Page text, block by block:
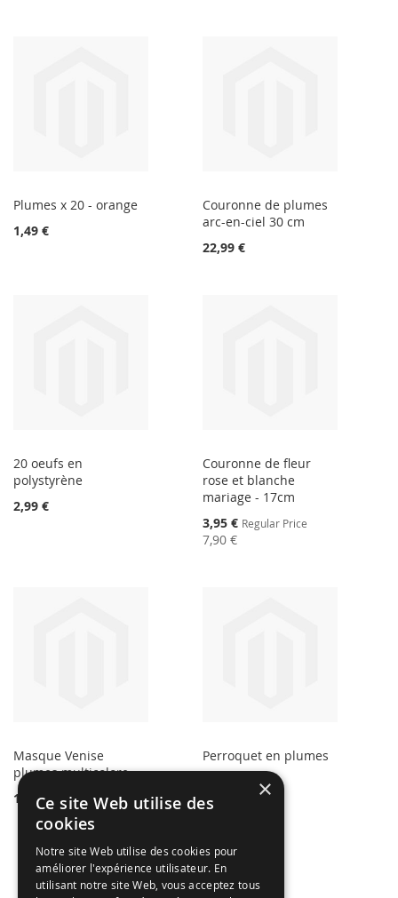
Plumes x 20 - orange
1,49 €
Couronne de plumes
arc-en-ciel 30 cm
22,99 €
20 oeufs en
polystyrène
2,99 €
Couronne de fleur
rose et blanche
mariage - 17cm
Special
Price
3,95 € Regular Price
7,90 €
Masque Venise
plumes multicolore
13,99 €
Perroquet en plumes
×
Ce site Web utilise des
cookies
Notre site Web utilise des cookies pour
améliorer l'expérience utilisateur. En
utilisant notre site Web, vous acceptez tous